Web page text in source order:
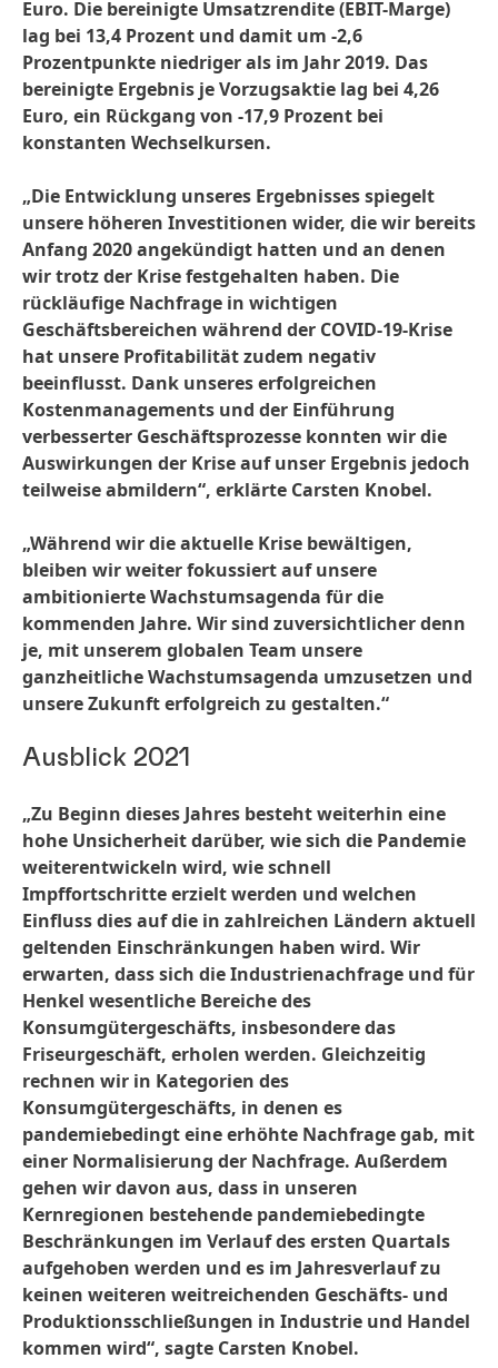
Euro. Die bereinigte Umsatzrendite(EBIT-Marge)
lag bei 13,4 Prozent und damit um -2,6
Prozentpunkte niedriger als im Jahr 2019. Das
bereinigte Ergebnis je Vorzugsaktie lag bei 4,26
Euro, ein Rückgang von -17,9 Prozent bei
konstanten Wechselkursen.
„Die Entwicklung unseres Ergebnisses spiegelt
unsere höheren Investitionen wider, die wir bereits
Anfang 2020 angekündigt hatten und an denen
wir trotz der Krise festgehalten haben. Die
rückläufige Nachfrage in wichtigen
Geschäftsbereichen während der COVID-19-Krise
hat unsere Profitabilität zudem negativ
beeinflusst. Dank unseres erfolgreichen
Kostenmanagements und der Einführung
verbesserter Geschäftsprozesse konnten wir die
Auswirkungen der Krise auf unser Ergebnis jedoch
teilweise abmildern“, erklärte Carsten Knobel.
„Während wir die aktuelle Krise bewältigen,
bleiben wir weiter fokussiert auf unsere
ambitionierte Wachstumsagenda für die
kommenden Jahre. Wir sind zuversichtlicher denn
je, mit unserem globalen Team unsere
ganzheitliche Wachstumsagenda umzusetzen und
unsere Zukunft erfolgreich zu gestalten.“
Ausblick 2021
„Zu Beginn dieses Jahres besteht weiterhin eine
hohe Unsicherheit darüber, wie sich die Pandemie
weiterentwickeln wird, wie schnell
Impffortschritte erzielt werden und welchen
Einfluss dies auf die in zahlreichen Ländern aktuell
geltenden Einschränkungen haben wird. Wir
erwarten, dass sich die Industrienachfrage und für
Henkel wesentliche Bereiche des
Konsumgütergeschäfts, insbesondere das
Friseurgeschäft, erholen werden. Gleichzeitig
rechnen wir in Kategorien des
Konsumgütergeschäfts, in denen es
pandemiebedingt eine erhöhte Nachfrage gab, mit
einer Normalisierung der Nachfrage. Außerdem
gehen wir davon aus, dass in unseren
Kernregionen bestehende pandemiebedingte
Beschränkungen im Verlauf des ersten Quartals
aufgehoben werden und es im Jahresverlauf zu
keinen weiteren weitreichenden Geschäfts- und
Produktionsschließungen in Industrie und Handel
kommen wird“, sagte Carsten Knobel.